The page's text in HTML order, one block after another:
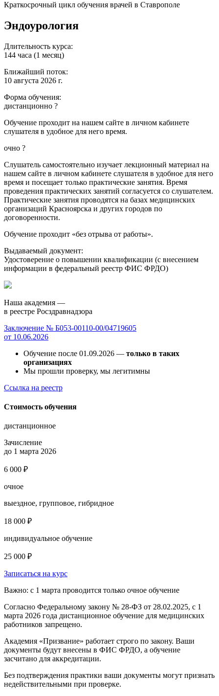
Краткосрочный цикл обучения врачей в Ставрополе
Эндоурология
Длительность курса:
144 часа (1 месяц)
Ближайший поток:
10 августа 2026 г.
Форма обучения:
дистанционно ?
Обучение проходит на нашем сайте в личном кабинете
слушателя в удобное для него время.
очно ?
Слушатель самостоятельно изучает лекционный материал на
нашем сайте в личном кабинете слушателя в удобное для него
время и посещает только практические занятия. Время
проведения практических занятий согласуется со слушателем.
Практические занятия проводятся на базах медицинских
организаций Красноярска и других городов по
договоренности.
Обучение проходит «без отрыва от работы».
Выдаваемый документ:
Удостоверение о повышении квалификации (с внесением
информации в федеральный реестр ФИС ФРДО)
Наша академия —
в реестре Росздравнадзора
Заключение № Б053-00110-00/04719605
от 10.06.2026
Обучение после 01.09.2026 — только в таких
организациях
Мы прошли проверку, мы легитимны
Ссылка на реестр
Стоимость обучения
дистанционное
Зачисление
до 1 марта 2026
6 000 ₽
очное
выездное, групповое, гибридное
18 000 ₽
индивидуальное обучение
25 000 ₽
Записаться на курс
Важно: с 1 марта проводится только очное обучение
Согласно Федеральному закону № 28-ФЗ от 28.02.2025, с 1
марта 2026 года дистанционное обучение для медицинских
работников запрещено.
Академия «Призвание» работает строго по закону. Ваши
документы будут внесены в ФИС ФРДО, а обучение
засчитано для аккредитации.
Без подтверждения практики ваши документы могут признать
недействительными при проверке.